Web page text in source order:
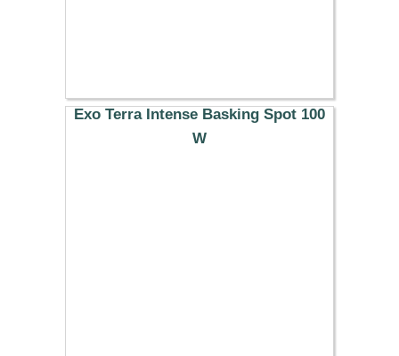
Exo Terra Intense Basking Spot 100
W